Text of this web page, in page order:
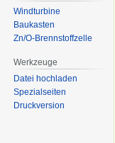
Windturbine
Baukasten
Zn/O-Brennstoffzelle
Werkzeuge
Datei hochladen
Spezialseiten
Druckversion